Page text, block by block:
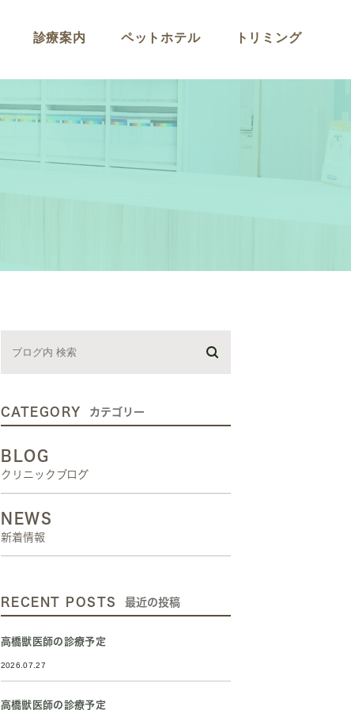
診療案内 ペットホテル トリミング
CATEGORY カテゴリー
BLOG
クリニックブログ
NEWS
新着情報
RECENT POSTS 最近の投稿
高橋獣医師の診療予定
2026.07.27
高橋獣医師の診療予定